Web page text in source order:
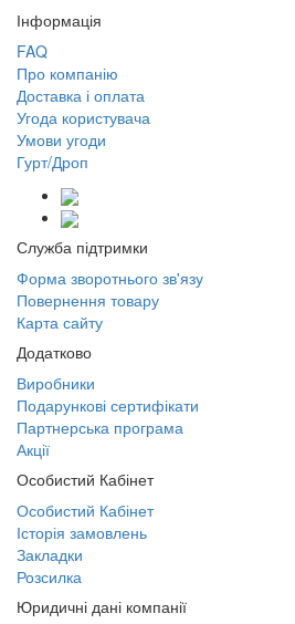
Інформація
FAQ
Про компанію
Доставка і оплата
Угода користувача
Умови угоди
Гурт/Дроп
Служба підтримки
Форма зворотнього зв'язу
Повернення товару
Карта сайту
Додатково
Виробники
Подарункові сертифікати
Партнерська програма
Акції
Особистий Кабінет
Особистий Кабінет
Історія замовлень
Закладки
Розсилка
Юридичні дані компанії